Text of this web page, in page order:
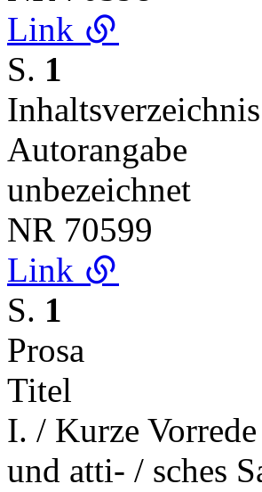
Link
S. 1
Inhaltsverzeichnis
Autorangabe
unbezeichnet
NR 70599
Link
S. 1
Prosa
Titel
I. / Kurze
und atti- / sches